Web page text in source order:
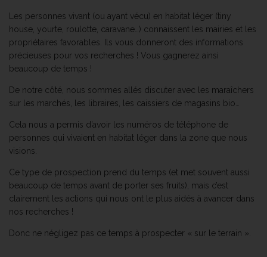
Les personnes vivant (ou ayant vécu) en habitat léger (tiny
house, yourte, roulotte, caravane…) connaissent les mairies et les
propriétaires favorables. Ils vous donneront des informations
précieuses pour vos recherches ! Vous gagnerez ainsi
beaucoup de temps !
De notre côté, nous sommes allés discuter avec les maraîchers
sur les marchés, les libraires, les caissiers de magasins bio…
Cela nous a permis d’avoir les numéros de téléphone de
personnes qui vivaient en habitat léger dans la zone que nous
visions.
Ce type de prospection prend du temps (et met souvent aussi
beaucoup de temps avant de porter ses fruits), mais c’est
clairement les actions qui nous ont le plus aidés à avancer dans
nos recherches !
Donc ne négligez pas ce temps à prospecter « sur le terrain ».